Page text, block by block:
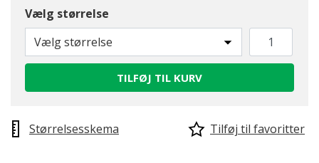
Vælg størrelse
Vælg størrelse
TILFØJ TIL KURV
Størrelsesskema Tilføj til favoritter